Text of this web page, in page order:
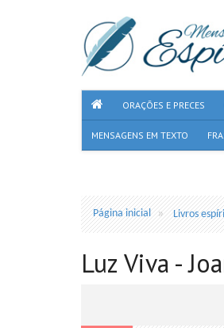
ORAÇÕES E PRECES
MENSAGENS EM TEXTO
Página inicial Livros
Luz Viva -